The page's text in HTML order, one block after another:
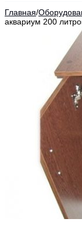
Главная/
аквариум 200